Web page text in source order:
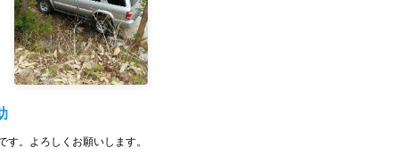
す。よろしくお願いします。